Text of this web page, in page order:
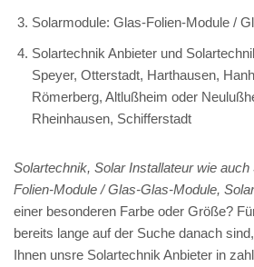
Solarmodule: Glas-Folien-Module /
Solartechnik Anbieter und
Speyer, Otterstadt, Harthausen,
Römerberg, Altlußheim oder
Rheinhausen, Schifferstadt
Solartechnik, Solar Installateur wie
Folien-Module / Glas-Glas-Module,
einer besonderen Farbe oder Größe?
bereits lange auf der Suche danach
Ihnen unsre Solartechnik Anbieter in